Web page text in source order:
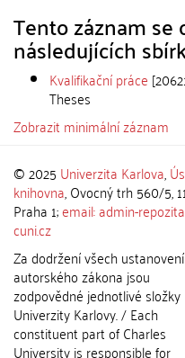
Tento záznam se
následujících
Kvalifikační práce
Theses
Zobrazit minimální záznam
© 2025 Univerzita Karlova,
knihovna, Ovocný trh 560/5,
Praha 1;email: admin-
cuni.cz
Za dodržení všech ustanovení
autorského zákona jsou
zodpovědné jednotlivé složky
Univerzity Karlovy. / Each
constituent part of Charles
University is responsible for